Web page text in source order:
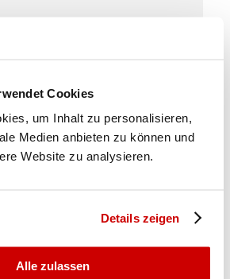
Cookies
um Inhalt zu personalisieren,
Medien anbieten zu können und
Website zu analysieren.
Details zeigen
Alle zulassen
Leiter Real
March 9, 2017